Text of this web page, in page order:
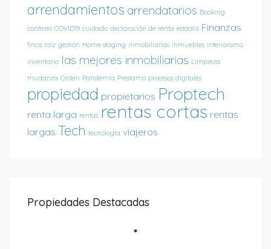
arrendamientos arrendatarios Booking
contrato COVID19 cuidado declaración de renta estadía Finanzas
finca raíz gestión Home staging inmobiliarias inmuebles interiorismo
inventario las mejores inmobiliarias Limpieza
mudanza Orden Pandemia Prestamo procesos digitales
propiedad propietarios Proptech
renta larga rentas rentas cortas rentas
largas Tech tecnología viajeros
Propiedades Destacadas